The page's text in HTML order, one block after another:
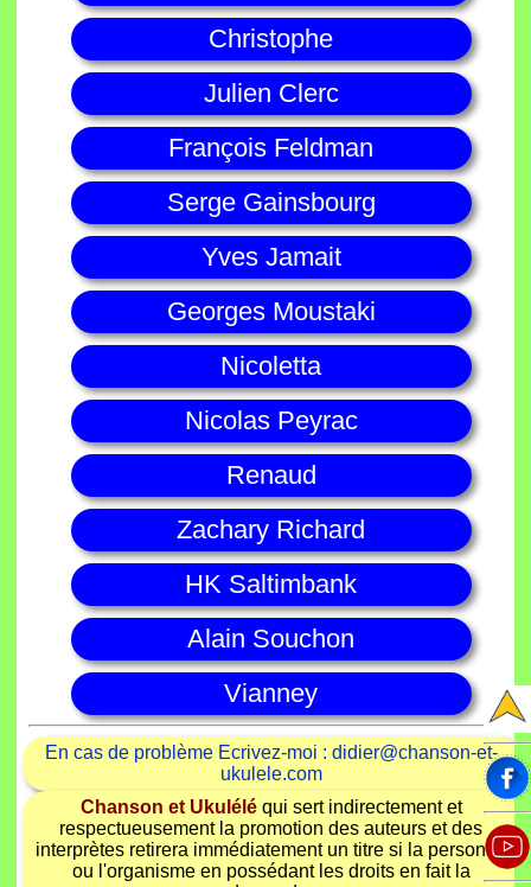
Christophe
Julien Clerc
François Feldman
Serge Gainsbourg
Yves Jamait
Georges Moustaki
Nicoletta
Nicolas Peyrac
Renaud
Zachary Richard
HK Saltimbank
Alain Souchon
Vianney
En cas de problème Ecrivez-moi : didier@chanson-et-
ukulele.com
Chanson et Ukuléléqui sert indirectement et
respectueusement la promotion des auteurs et des
interprètes retirera immédiatement un titre si la personne
ou l'organisme en possédant les droits en fait la